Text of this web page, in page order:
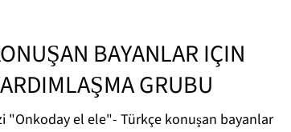
BAYANLAR IÇIN
GRUBU
"Onkoday el ele"- Türkçe konuşan bayanlar